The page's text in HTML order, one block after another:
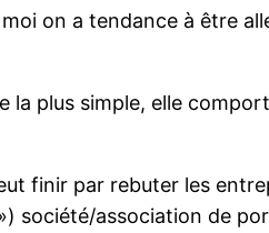
on a tendance à être
la plus simple, elle
finir par rebuter les
société/association de